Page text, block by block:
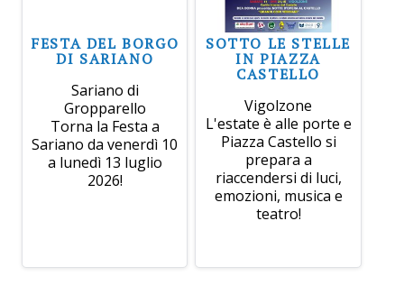
FESTA DEL BORGO
DI SARIANO
Sariano di
Gropparello
Torna la Festa a
Sariano da venerdì 10
a lunedì 13 luglio
2026!
SOTTO LE STELLE
IN PIAZZA
CASTELLO
Vigolzone
L'estate è alle porte e
Piazza Castello si
prepara a
riaccendersi di luci,
emozioni, musica e
teatro!